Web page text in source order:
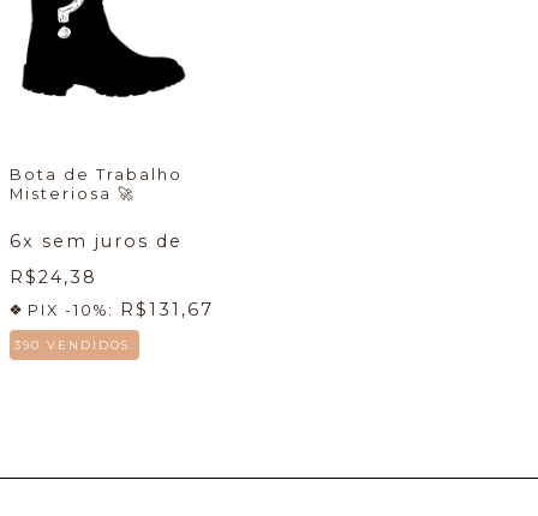
Bota de Trabalho
Misteriosa 🚀
6x sem juros de
R$24,38
PIX -10%: R$131,67
390 VENDIDOS.